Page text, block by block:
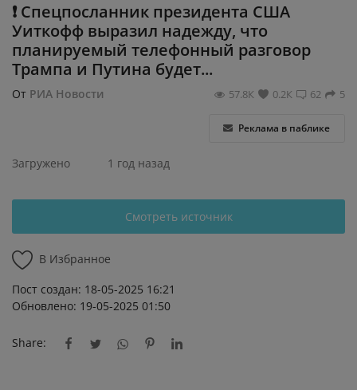
❗ Спецпосланник президента США
Уиткофф выразил надежду, что
планируемый телефонный разговор
Трампа и Путина будет...
От РИА Новости 5
62
0.2К
57.8К
Реклама в паблике
Загружено 1 год назад
Смотреть источник
В Избранное
Пост создан: 18-05-2025 16:21
Обновлено: 19-05-2025 01:50
Share: